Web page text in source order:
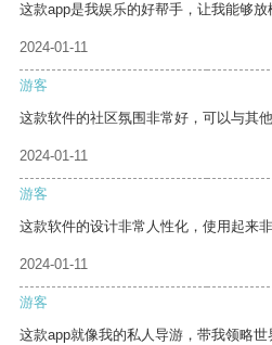
这款app是我娱乐的好帮手，让我能够放
2024-01-11
游客
这款软件的社区氛围非常好，可以与其
2024-01-11
游客
这款软件的设计非常人性化，使用起来非
2024-01-11
游客
这款app就像我的私人导游，带我领略世